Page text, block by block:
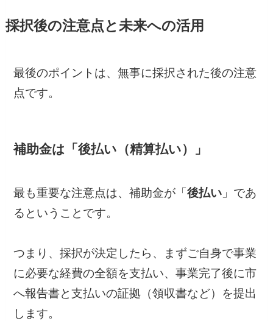
採択後の注意点と未来への活用
最後のポイントは、無事に採択された後の注意
点です。
補助金は「後払い（精算払い）」
最も重要な注意点は、補助金が「後払い 」であ
るということです。
つまり、採択が決定したら、まずご自身で事業
に必要な経費の全額を支払い、事業完了後に市
へ報告書と支払いの証拠（領収書など）を提出
します。